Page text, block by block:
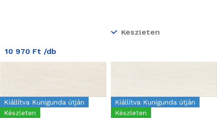
Készleten
10 970 Ft /db
Kiállítva Kunigunda útján
Készleten
Kiállítva Kunigunda útján
Készleten